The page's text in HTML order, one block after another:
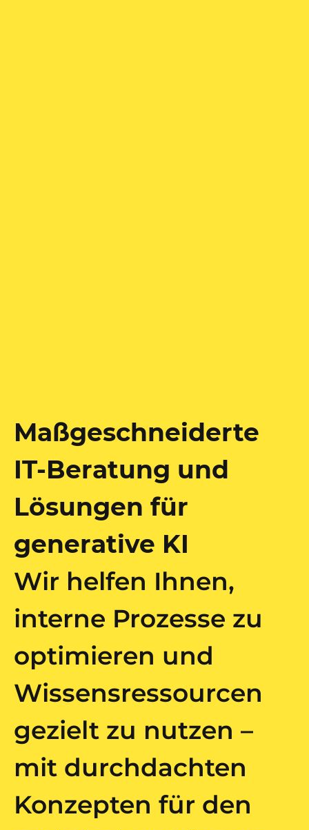
Maßgeschneiderte
IT-Beratung und
Lösungen für
generative KI
Wir helfen Ihnen,
interne Prozesse zu
optimieren und
Wissensressourcen
gezielt zu nutzen –
mit durchdachten
Konzepten für den